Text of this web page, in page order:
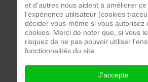
Singer 2010 Service
Information Document
et d’autres nous aident à améliorer
l’expérience utilisateur (cookies
décider vous-même si vous autorisez
cookies. Merci de noter que, si vous
risquez de ne pas pouvoir utiliser
fonctionnalités du site.
J'accepte